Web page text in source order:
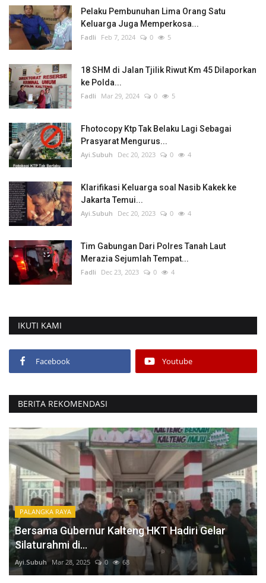
Pelaku Pembunuhan Lima Orang Satu
Keluarga Juga Memperkosa...
Fadli Feb 7, 2024 0 5
18 SHM di Jalan Tjilik Riwut Km 45 Dilaporkan
ke Polda...
Fadli Mar 29, 2024 0 5
Fhotocopy Ktp Tak Belaku Lagi Sebagai
Prasyarat Mengurus...
Ayi.Subuh Dec 20, 2023 0 4
Klarifikasi Keluarga soal Nasib Kakek ke
Jakarta Temui...
Ayi.Subuh Dec 20, 2023 0 4
Tim Gabungan Dari Polres Tanah Laut
Merazia Sejumlah Tempat...
Fadli Dec 23, 2023 0 4
IKUTI KAMI
Facebook Youtube
BERITA REKOMENDASI
PALANGKA RAYA
Bersama Gubernur Kalteng HKT Hadiri Gelar
Silaturahmi di...
Ayi.Subuh Mar 28, 2025 0 68